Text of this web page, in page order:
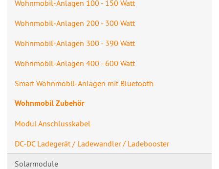
Wohnmobil-Anlagen 100 - 150 Watt
Wohnmobil-Anlagen 200 - 300 Watt
Wohnmobil-Anlagen 300 - 390 Watt
Wohnmobil-Anlagen 400 - 600 Watt
Smart Wohnmobil-Anlagen mit Bluetooth
Wohnmobil Zubehör
Modul Anschlusskabel
DC-DC Ladegerät / Ladewandler / Ladebooster
Solarmodule